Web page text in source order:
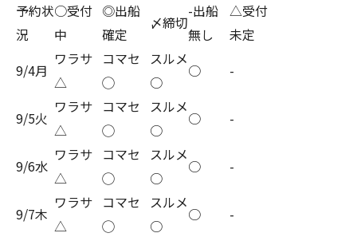
予約状
況
○受付
中
◎出船
確定
〆締切
-出船
無し
△受付
未定
9/4月
ワラサ
△
コマセ
◯
スルメ
○
○ -
9/5火
ワラサ
△
コマセ
◯
スルメ
○
○ -
9/6水
ワラサ
△
コマセ
◯
スルメ
○
○ -
9/7木
ワラサ
△
コマセ
◯
スルメ
○
○ -